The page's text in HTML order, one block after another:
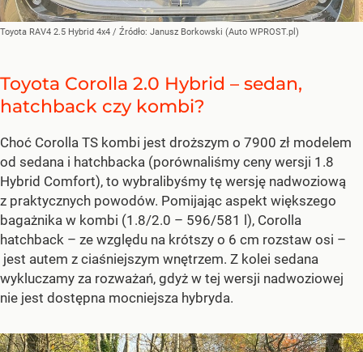
Toyota RAV4 2.5 Hybrid 4x4 / Źródło: Janusz Borkowski (Auto WPROST.pl)
Toyota Corolla 2.0 Hybrid – sedan,
hatchback czy kombi?
Choć Corolla TS kombi jest droższym o 7900 zł modelem
od sedana i hatchbacka (porównaliśmy ceny wersji 1.8
Hybrid Comfort), to wybralibyśmy tę wersję nadwoziową
z praktycznych powodów. Pomijając aspekt większego
bagażnika w kombi (1.8/2.0 – 596/581 l), Corolla
hatchback – ze względu na krótszy o 6 cm rozstaw osi –
jest autem z ciaśniejszym wnętrzem. Z kolei sedana
wykluczamy za rozważań, gdyż w tej wersji nadwoziowej
nie jest dostępna mocniejsza hybryda.